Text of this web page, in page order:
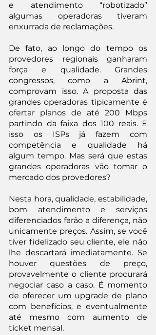
e atendimento “robotizado”
algumas operadoras tiveram
enxurrada de reclamações.
De fato, ao longo do tempo os
provedores regionais ganharam
força e qualidade. Grandes
congressos, como a Abrint,
comprovam isso. A proposta das
grandes operadoras tipicamente é
ofertar planos de até 200 Mbps
partindo da faixa dos 100 reais. E
isso os ISPs já fazem com
competência e qualidade há
algum tempo. Mas será que estas
grandes operadoras vão tomar o
mercado dos provedores?
Nesta hora, qualidade, estabilidade,
bom atendimento e serviços
diferenciados farão a diferença, não
unicamente preços. Assim, se você
tiver fidelizado seu cliente, ele não
lhe descartará imediatamente. Se
houver questões de preço,
provavelmente o cliente procurará
negociar caso a caso. É momento
de oferecer um upgrade de plano
com benefícios, e eventualmente
até mesmo com aumento de
ticket mensal.